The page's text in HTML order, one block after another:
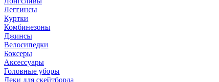
Леггинсы
Куртки
Комбинезоны
Джинсы
Велосипедки
Боксеры
Аксессуары
Головные уборы
Деки для скейтборда